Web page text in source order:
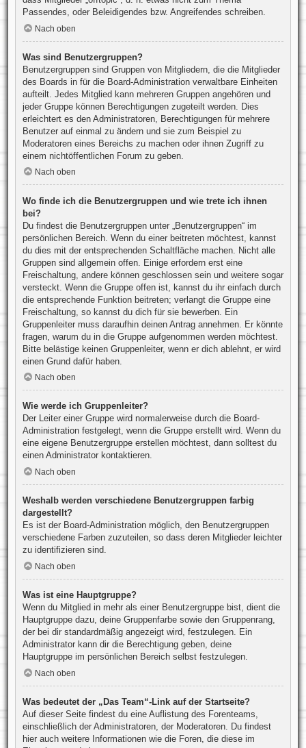
Passendes, oder Beleidigendes bzw. Angreifendes schreiben.
Nach oben
Was sind Benutzergruppen?
Benutzergruppen sind Gruppen von Mitgliedern, die die Mitglieder
des Boards in für die Board-Administration verwaltbare Einheiten
aufteilt. Jedes Mitglied kann mehreren Gruppen angehören und
jeder Gruppe können Berechtigungen zugeteilt werden. Dies
erleichtert es den Administratoren, Berechtigungen für mehrere
Benutzer auf einmal zu ändern und sie zum Beispiel zu
Moderatoren eines Bereichs zu machen oder ihnen Zugriff zu
einem nichtöffentlichen Forum zu geben.
Nach oben
Wo finde ich die Benutzergruppen und wie trete ich ihnen
bei?
Du findest die Benutzergruppen unter „Benutzergruppen“ im
persönlichen Bereich. Wenn du einer beitreten möchtest, kannst
du dies mit der entsprechenden Schaltfläche machen. Nicht alle
Gruppen sind allgemein offen. Einige erfordern erst eine
Freischaltung, andere können geschlossen sein und weitere sogar
versteckt. Wenn die Gruppe offen ist, kannst du ihr einfach durch
die entsprechende Funktion beitreten; verlangt die Gruppe eine
Freischaltung, so kannst du dich für sie bewerben. Ein
Gruppenleiter muss daraufhin deinen Antrag annehmen. Er könnte
fragen, warum du in die Gruppe aufgenommen werden möchtest.
Bitte belästige keinen Gruppenleiter, wenn er dich ablehnt, er wird
einen Grund dafür haben.
Nach oben
Wie werde ich Gruppenleiter?
Der Leiter einer Gruppe wird normalerweise durch die Board-
Administration festgelegt, wenn die Gruppe erstellt wird. Wenn du
eine eigene Benutzergruppe erstellen möchtest, dann solltest du
einen Administrator kontaktieren.
Nach oben
Weshalb werden verschiedene Benutzergruppen farbig
dargestellt?
Es ist der Board-Administration möglich, den Benutzergruppen
verschiedene Farben zuzuteilen, so dass deren Mitglieder leichter
zu identifizieren sind.
Nach oben
Was ist eine Hauptgruppe?
Wenn du Mitglied in mehr als einer Benutzergruppe bist, dient die
Hauptgruppe dazu, deine Gruppenfarbe sowie den Gruppenrang,
der bei dir standardmäßig angezeigt wird, festzulegen. Ein
Administrator kann dir die Berechtigung geben, deine
Hauptgruppe im persönlichen Bereich selbst festzulegen.
Nach oben
Was bedeutet der „Das Team“-Link auf der Startseite?
Auf dieser Seite findest du eine Auflistung des Forenteams,
einschließlich der Administratoren, der Moderatoren. Du findest
hier auch weitere Informationen wie die Foren, die diese im